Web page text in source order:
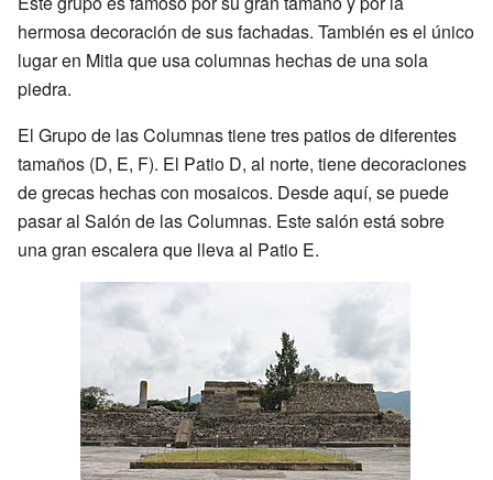
hermosa decoración de sus fachadas. También es el único
lugar en Mitla que usa columnas hechas de una sola
piedra.
El Grupo de las Columnas tiene tres patios de diferentes
tamaños (D, E, F). El Patio D, al norte, tiene decoraciones
de grecas hechas con mosaicos. Desde aquí, se puede
pasar al Salón de las Columnas. Este salón está sobre
una gran escalera que lleva al Patio E.